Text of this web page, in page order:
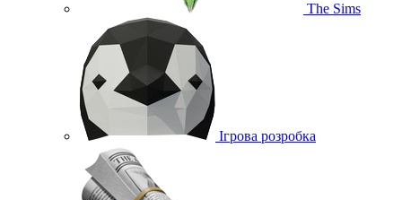
The Sims
Ігрова розробка